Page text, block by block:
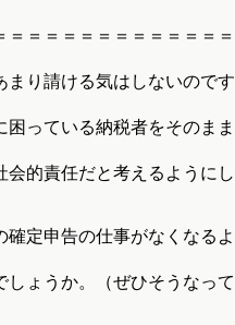
＝＝＝＝＝＝＝＝＝＝＝＝
まり請ける気はしないのです
っている納税者をそのまま
的責任だと考えるようにし
定申告の仕事がなくなるよ
ょうか。（ぜひそうなって